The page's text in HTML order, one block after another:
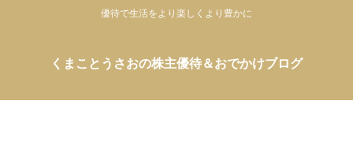
優待で生活をより楽しくより豊かに
くまことうさおの株主優待＆おでかけブログ